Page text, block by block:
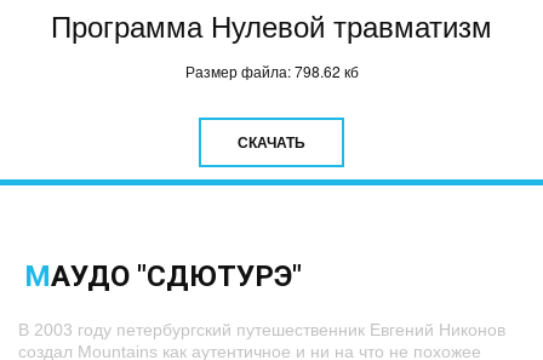
Программа Нулевой травматизм
Размер файла: 798.62 кб
СКАЧАТЬ
МАУДО "СДЮТУРЭ"
В 2003 году петербургский путешественник Евгений Никонов
создал Mountains как аутентичное и ни на что не похожее